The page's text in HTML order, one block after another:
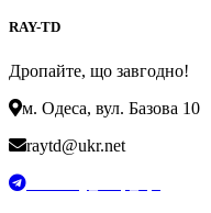
RAY-TD
Дропайте, що завгодно!
м. Одеса, вул. Базова 10
raytd@ukr.net